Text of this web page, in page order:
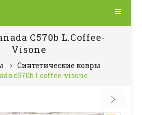
C570b L.coffee-
Visone
Синтетические ковры
c570b l.coffee-visone